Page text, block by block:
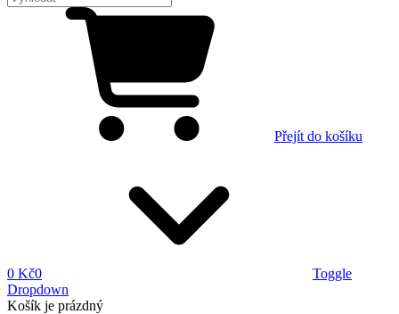
Přejít do košíku
0 Kč0
Toggle
Dropdown
Košík je prázdný